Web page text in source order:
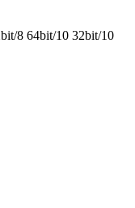
8 64bit/10 32bit/10